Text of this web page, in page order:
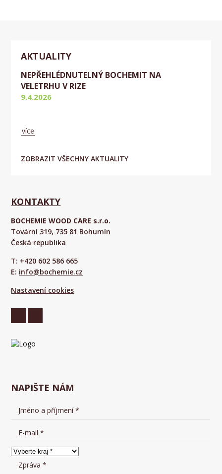
AKTUALITY
ZOBRAZIT VŠECHNY AKTUALITY
NEPŘEHLÉDNUTELNÝ BOCHEMIT NA
VELETRHU V RIZE
9.4.2026
více
KONTAKTY
BOCHEMIE WOOD CARE s.r.o.
Tovární 319, 735 81 Bohumín
Česká republika
T: +420 602 586 665
E: info@bochemie.cz
Nastavení cookies
NAPIŠTE NÁM